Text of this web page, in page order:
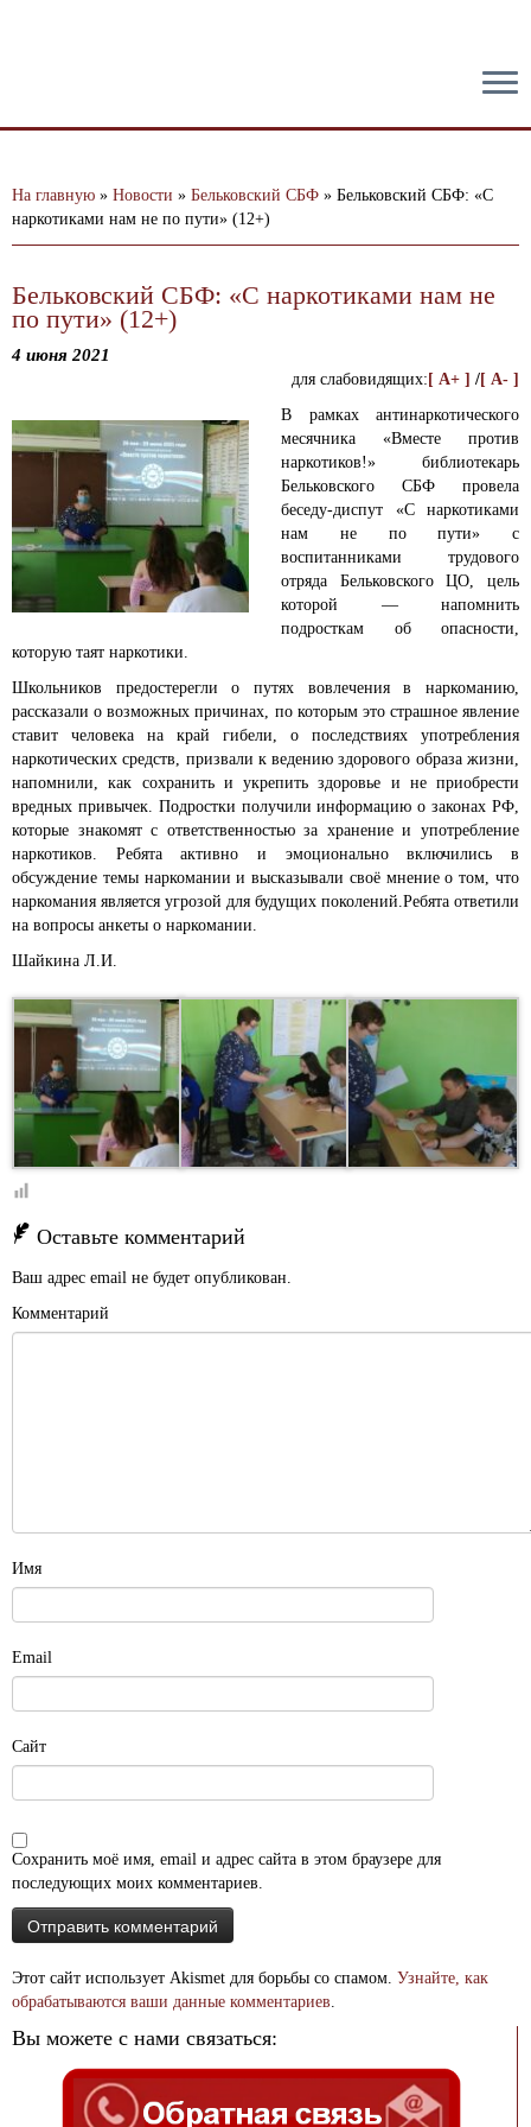
На главную » Новости » Бельковский СБФ » Бельковский СБФ: «С
наркотиками нам не по пути» (12+)
Бельковский СБФ: «С наркотиками нам не
по пути» (12+)
4 июня 2021
для слабовидящих: [ A+ ] /[ A- ]
В рамках антинаркотического
месячника «Вместе против
наркотиков!» библиотекарь
Бельковского СБФ провела
беседу-диспут «С наркотиками
нам не по пути» с
воспитанниками трудового
отряда Бельковского ЦО, цель
которой — напомнить
подросткам об опасности,
которую таят наркотики.
Школьников предостерегли о путях вовлечения в наркоманию,
рассказали о возможных причинах, по которым это страшное явление
ставит человека на край гибели, о последствиях употребления
наркотических средств, призвали к ведению здорового образа жизни,
напомнили, как сохранить и укрепить здоровье и не приобрести
вредных привычек. Подростки получили информацию о законах РФ,
которые знакомят с ответственностью за хранение и употребление
наркотиков. Ребята активно и эмоционально включились в
обсуждение темы наркомании и высказывали своё мнение о том, что
наркомания является угрозой для будущих поколений.Ребята ответили
на вопросы анкеты о наркомании.
Шайкина Л.И.
Оставьте комментарий
Ваш адрес email не будет опубликован.
Комментарий
Имя
Email
Сайт
Сохранить моё имя, email и адрес сайта в этом браузере для
последующих моих комментариев.
Этот сайт использует Akismet для борьбы со спамом. Узнайте, как
обрабатываются ваши данные комментариев.
Вы можете с нами связаться: